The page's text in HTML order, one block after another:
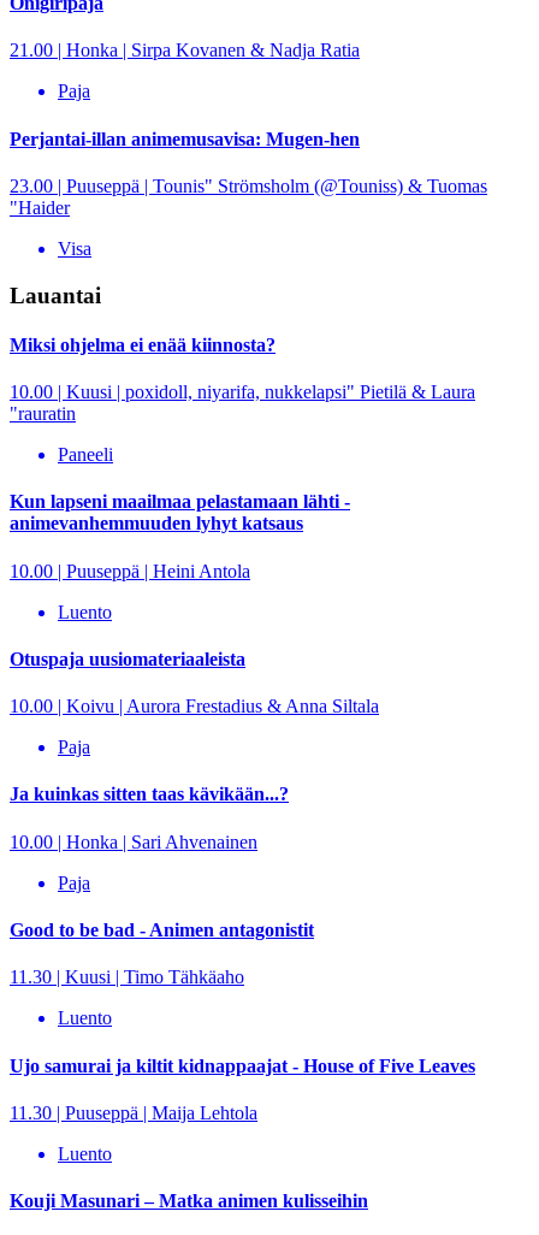
21.00 | Honka | Sirpa Kovanen & Nadja Ratia
Paja
Perjantai-illan animemusavisa: Mugen-hen
23.00 | Puuseppä | Tounis" Strömsholm (@Touniss) & Tuomas
"Haider
Visa
Lauantai
Miksi ohjelma ei enää kiinnosta?
10.00 | Kuusi | poxidoll, niyarifa, nukkelapsi" Pietilä & Laura
"rauratin
Paneeli
Kun lapseni maailmaa pelastamaan lähti -
animevanhemmuuden lyhyt katsaus
10.00 | Puuseppä | Heini Antola
Luento
Otuspaja uusiomateriaaleista
10.00 | Koivu | Aurora Frestadius & Anna Siltala
Paja
Ja kuinkas sitten taas kävikään...?
10.00 | Honka | Sari Ahvenainen
Paja
Good to be bad - Animen antagonistit
11.30 | Kuusi | Timo Tähkäaho
Luento
Ujo samurai ja kiltit kidnappaajat - House of Five Leaves
11.30 | Puuseppä | Maija Lehtola
Luento
Kouji Masunari – Matka animen kulisseihin